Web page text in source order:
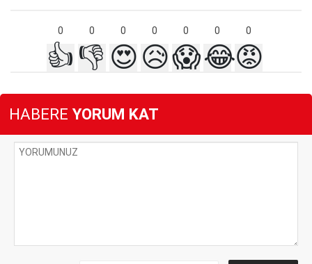
0 0 0 0 0 0 0
👍 👎 😍😥😱😂😡
HABERE YORUM KAT